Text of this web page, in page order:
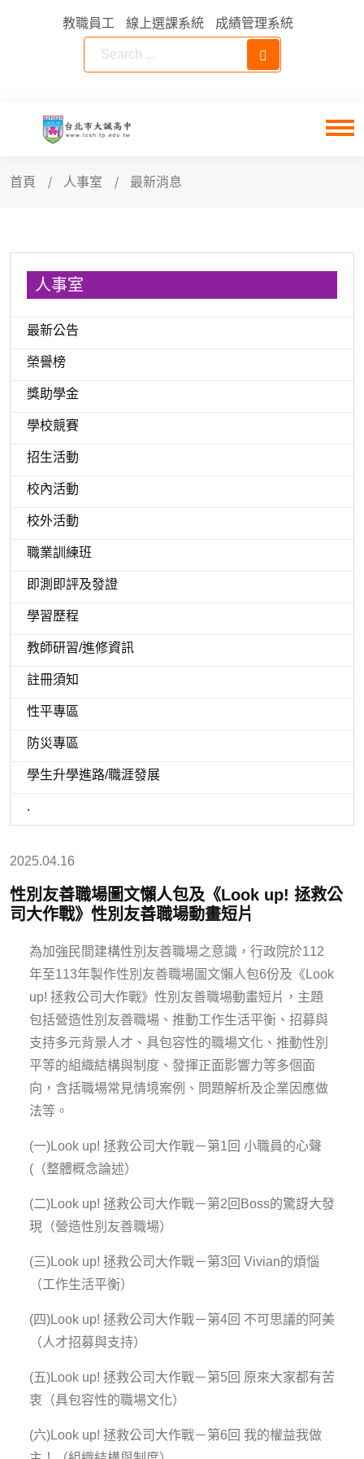
教職員工 線上選課系統 成績管理系統
首頁 人事室 最新消息
人事室
最新公告
榮譽榜
獎助學金
學校競賽
招生活動
校內活動
校外活動
職業訓練班
即測即評及發證
學習歷程
教師研習/進修資訊
註冊須知
性平專區
防災專區
學生升學進路/職涯發展
.
2025.04.16
性別友善職場圖文懶人包及《Look up! 拯救公
司大作戰》性別友善職場動畫短片
為加強民間建構性別友善職場之意識，行政院於112
年至113年製作性別友善職場圖文懶人包6份及《Look
up! 拯救公司大作戰》性別友善職場動畫短片，主題
包括營造性別友善職場、推動工作生活平衡、招募與
支持多元背景人才、具包容性的職場文化、推動性別
平等的組織結構與制度、發揮正面影響力等多個面
向，含括職場常見情境案例、問題解析及企業因應做
法等。
(一)Look up! 拯救公司大作戰－第1回 小職員的心聲
(（整體概念論述）
(二)Look up! 拯救公司大作戰－第2回 Boss的驚訝大發
現 （營造性別友善職場）
(三)Look up! 拯救公司大作戰－第3回 Vivian的煩惱
（工作生活平衡）
(四)Look up! 拯救公司大作戰－第4回 不可思議的阿美
（人才招募與支持）
(五)Look up! 拯救公司大作戰－第5回 原來大家都有苦
衷 （具包容性的職場文化）
(六)Look up! 拯救公司大作戰－第6回 我的權益我做